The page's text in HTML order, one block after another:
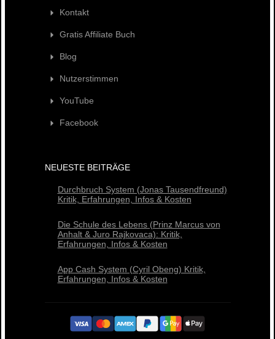
Kontakt
Gratis Affiliate Buch
Blog
Nutzerstimmen
YouTube
Facebook
NEUESTE BEITRÄGE
Durchbruch System (Jonas Tausendfreund)
Kritik, Erfahrungen, Infos & Kosten
Die Schule des Lebens (Prinz Marcus von
Anhalt & Juro Rajkovaca): Kritik,
Erfahrungen, Infos & Kosten
App Cash System (Cyril Obeng) Kritik,
Erfahrungen, Infos & Kosten